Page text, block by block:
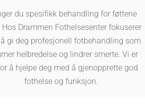
du spesifikk behandling for føttene
Hos Drammen Fothelsesenter fokuserer
gi deg profesjonell fotbehandling som
helbredelse og lindrer smerte. Vi er
å hjelpe deg med å gjenopprette god
fothelse og funksjon.